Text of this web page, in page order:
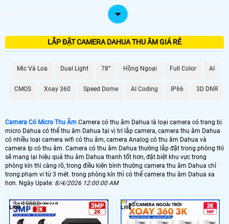
- Camera quan sát có ghi âm là tính năng vượt trội giúp người dùng vừa xem
được hình ảnh vừa nghe được âm thanh đồng thời vừa có khả năng truyền đạt
quan sát có ghi âm? Chúng ta cùng tìm hiểu ngay trong bài viết dưới đây.
Trước giờ các hình ảnh và video camera quan sát mà chúng ta xem được hầu
như không có âm thanh. Rất đó rất nhiều người cứ mặc định rằng camera chỉ
LẮP ĐẶT CAMERA DAHUA THU ÂM GIÁ RẺ
Mic Và Loa Dual Light 78° Hồng Ngoại Full Color AI
CMOS Xoay 360 Speed Dome AI Coding IP66 3D DNR
Camera Có Micro Thu Âm Camera có thu âm Dahua là loại camera có trang bị
micro Dahua có thể thu âm Dahua tại vị trí lắp camera, camera thu âm Dahua
có nhiều loại camera wifi có thu âm, camera Analog có thu âm Dahua và
camera Ip có thu âm. Camera có thu âm Dahua thường lắp đặt trong phòng thì
sẽ mang lại hiệu quả thu âm Dahua thanh tốt hơn, đặt biệt khu vực trong
phòng kín thì càng rõ, trong điều kiện bình thường camera thu âm Dahua chỉ
trong phạm vi từ 3 mét. trong phòng kín thì có thể camera thu âm Dahua xa
hơn. Ngày Upate: 8/4/2026 12:00:00 AM
19588 5